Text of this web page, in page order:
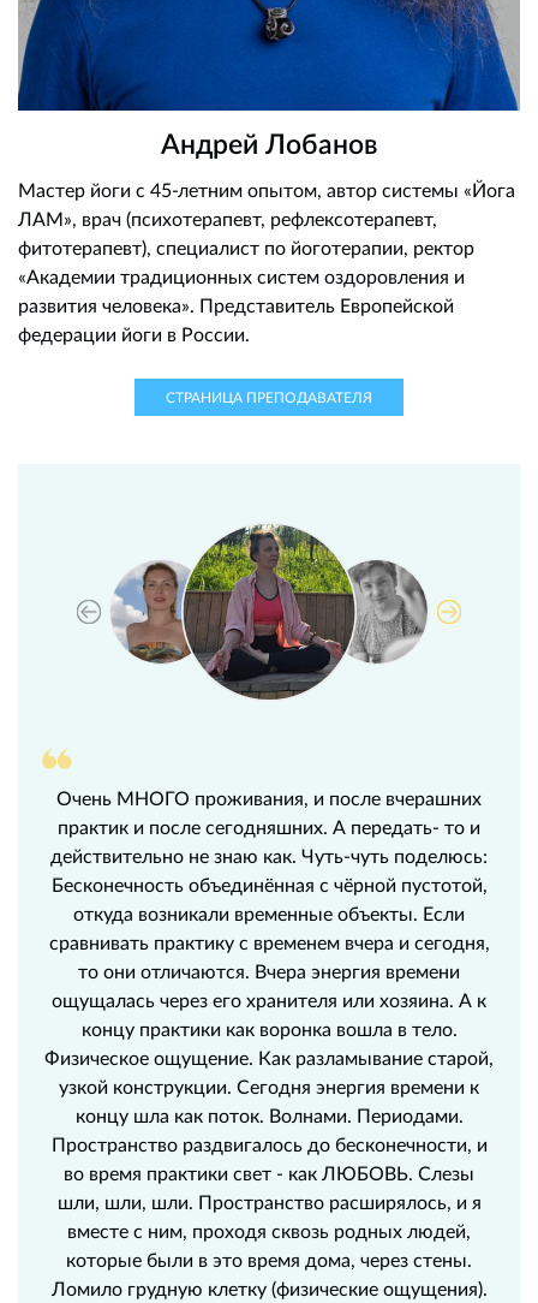
Андрей Лобанов
Мастер йоги с 45-летним опытом, автор системы «Йога
ЛАМ», врач (психотерапевт, рефлексотерапевт,
фитотерапевт), специалист по йоготерапии, ректор
«Академии традиционных систем оздоровления и
развития человека». Представитель Европейской
федерации йоги в России.
СТРАНИЦА ПРЕПОДАВАТЕЛЯ
Очень МНОГО проживания, и после вчерашних
практик и после сегодняшних. А передать- то и
действительно не знаю как. Чуть-чуть поделюсь:
Бесконечность объединённая с чёрной пустотой,
откуда возникали временные объекты. Если
сравнивать практику с временем вчера и сегодня,
то они отличаются. Вчера энергия времени
ощущалась через его хранителя или хозяина. А к
концу практики как воронка вошла в тело.
Физическое ощущение. Как разламывание старой,
узкой конструкции. Сегодня энергия времени к
концу шла как поток. Волнами. Периодами.
Пространство раздвигалось до бесконечности, и
во время практики свет - как ЛЮБОВЬ. Слезы
шли, шли, шли. Пространство расширялось, и я
вместе с ним, проходя сквозь родных людей,
которые были в это время дома, через стены.
Ломило грудную клетку (физические ощущения).